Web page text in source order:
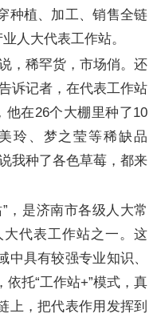
种植、加工、销售全链
人大代表工作站。
，稀罕货，市场俏。还
诉记者，在代表工作站
他在26个大棚里种了10
玲、梦之莹等稀缺品
我种了各色草莓，都来
，是济南市各级人大常
代表工作站之一。这
中具有较强专业知识、
托“工作站+”模式，真
上，把代表作用发挥到